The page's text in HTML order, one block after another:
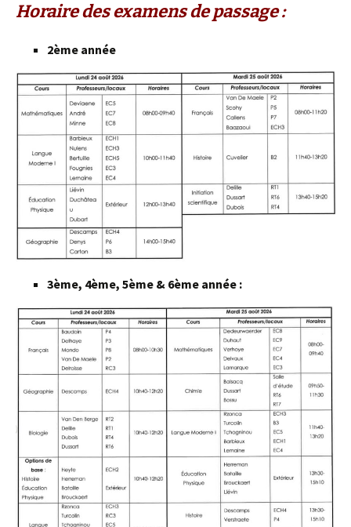
Horaire des examens de passage :
2ème année
3ème, 4ème, 5ème & 6ème année :